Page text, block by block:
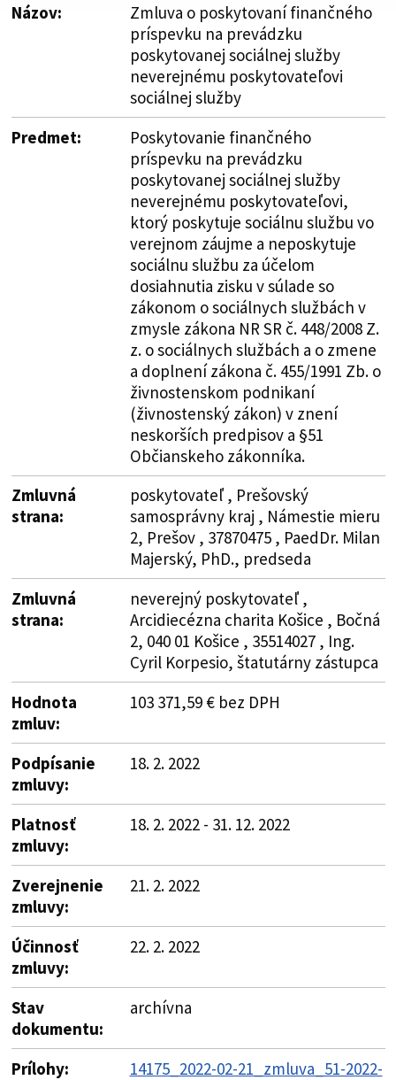
Názov:
Zmluva o poskytovaní finančného
príspevku na prevádzku
poskytovanej sociálnej služby
neverejnému poskytovateľovi
sociálnej služby
Predmet:
Poskytovanie finančného
príspevku na prevádzku
poskytovanej sociálnej služby
neverejnému poskytovateľovi,
ktorý poskytuje sociálnu službu vo
verejnom záujme a neposkytuje
sociálnu službu za účelom
dosiahnutia zisku v súlade so
zákonom o sociálnych službách v
zmysle zákona NR SR č. 448/2008 Z.
z. o sociálnych službách a o zmene
a doplnení zákona č. 455/1991 Zb. o
živnostenskom podnikaní
(živnostenský zákon) v znení
neskorších predpisov a §51
Občianskeho zákonníka.
Zmluvná
strana:
poskytovateľ , Prešovský
samosprávny kraj , Námestie mieru
2, Prešov , 37870475 , PaedDr. Milan
Majerský, PhD., predseda
Zmluvná
strana:
neverejný poskytovateľ ,
Arcidiecézna charita Košice , Bočná
2, 040 01 Košice , 35514027 , Ing.
Cyril Korpesio, štatutárny zástupca
Hodnota
zmluv:
103 371,59 € bez DPH
Podpísanie
zmluvy:
18. 2. 2022
Platnosť
zmluvy:
18. 2. 2022 - 31. 12. 2022
Zverejnenie
zmluvy:
21. 2. 2022
Účinnosť
zmluvy:
22. 2. 2022
Stav
dokumentu:
archívna
Prílohy:
14175_2022-02-21_zmluva_51-2022-